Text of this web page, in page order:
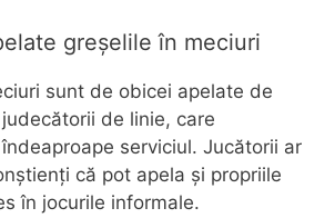
greșelile în meciuri
sunt de obicei apelate de
de linie, care
serviciul. Jucătorii ar
că pot apela și propriile
în jocurile informale.